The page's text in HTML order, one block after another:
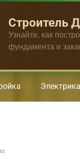
Строитель
Узнайте, как
фундамента и
Электрика